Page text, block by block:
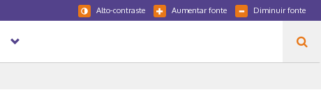
Diminuir fonte
Aumentar fonte
Alto-contraste